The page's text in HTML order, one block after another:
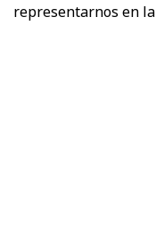
representarnos en